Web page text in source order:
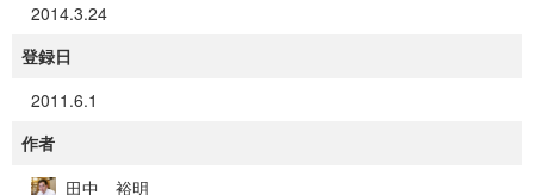
2014.3.24
登録日
2011.6.1
作者
田中 裕明